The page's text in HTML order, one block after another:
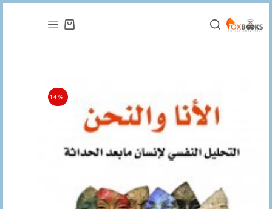
المحتوى
عربة
-14%